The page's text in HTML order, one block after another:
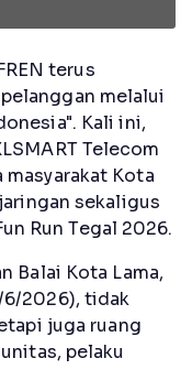
terus
melalui
Kali ini,
Telecom
Kota
sekaligus
Run Tegal 2026.
Balai Kota Lama,
6/2026), tidak
juga ruang
pelaku